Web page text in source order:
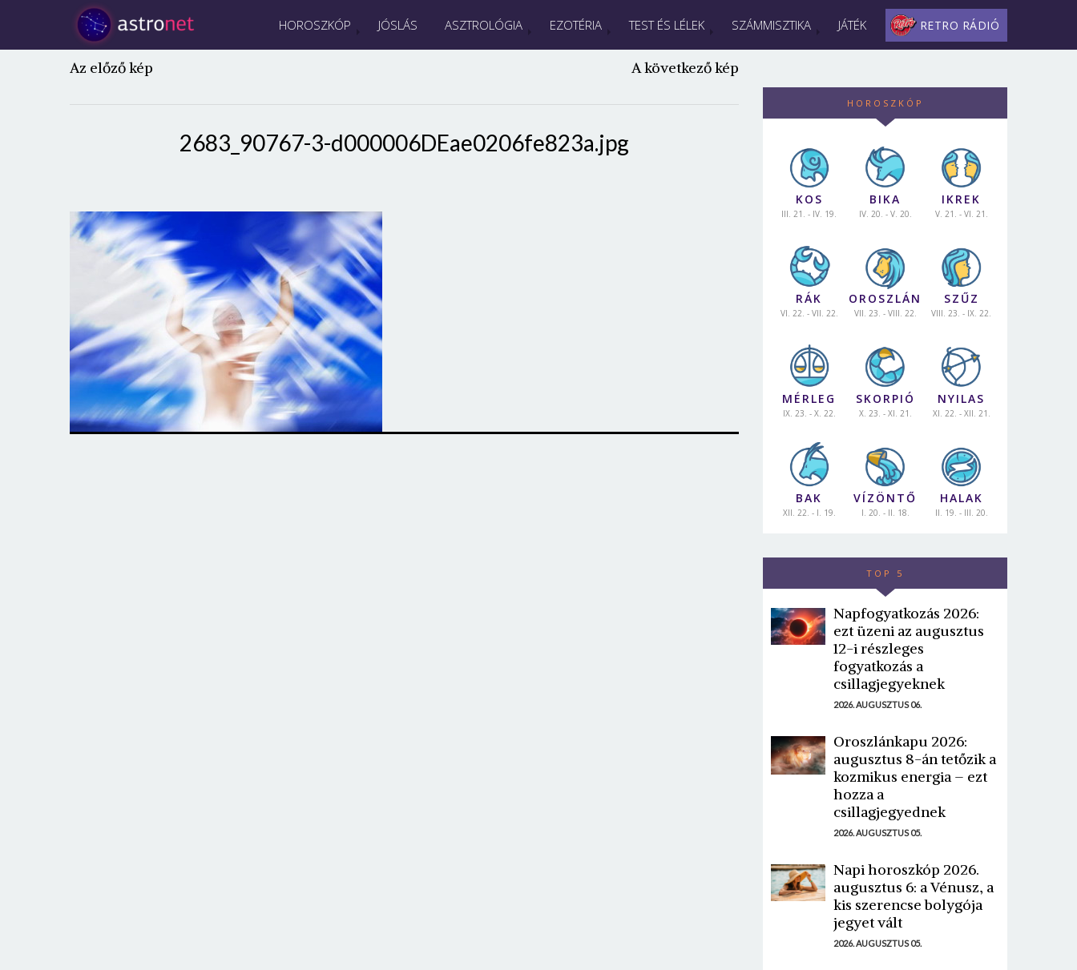
HOROSZKÓP JÓSLÁS ASZTROLÓGIA EZOTÉRIA TEST ÉS LÉLEK SZÁMMISZTIKA JÁTÉK RETRO RÁDIÓ
Az előző kép A következő kép
2683_90767-3-d000006DEae0206fe823a.jpg
HOROSZKÓP
KOS
III. 21. - IV. 19.
BIKA
IV. 20. - V. 20.
IKREK
V. 21. - VI. 21.
RÁK
VI. 22. - VII. 22.
OROSZLÁN
VII. 23. - VIII. 22.
SZŰZ
VIII. 23. - IX. 22.
MÉRLEG
IX. 23. - X. 22.
SKORPIÓ
X. 23. - XI. 21.
NYILAS
XI. 22. - XII. 21.
BAK
XII. 22. - I. 19.
VÍZÖNTŐ
I. 20. - II. 18.
HALAK
II. 19. - III. 20.
TOP 5
Napfogyatkozás 2026:
ezt üzeni az augusztus
12-i részleges
fogyatkozás a
csillagjegyeknek
2026. AUGUSZTUS 06.
Oroszlánkapu 2026:
augusztus 8-án tetőzik a
kozmikus energia – ezt
hozza a
csillagjegyednek
2026. AUGUSZTUS 05.
Napi horoszkóp 2026.
augusztus 6: a Vénusz, a
kis szerencse bolygója
jegyet vált
2026. AUGUSZTUS 05.